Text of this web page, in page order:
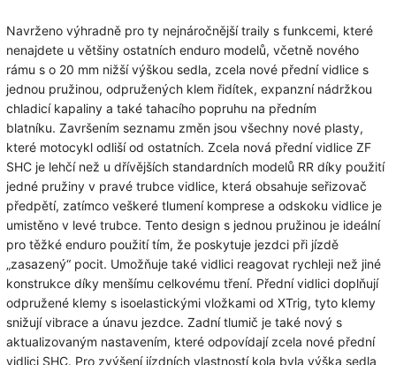
Navrženo výhradně pro ty nejnáročnější traily s funkcemi, které
nenajdete u většiny ostatních enduro modelů, včetně nového
rámu s o 20 mm nižší výškou sedla, zcela nové přední vidlice s
jednou pružinou, odpružených klem řidítek, expanzní nádržkou
chladicí kapaliny a také tahacího popruhu na předním
blatníku. Završením seznamu změn jsou všechny nové plasty,
které motocykl odliší od ostatních. Zcela nová přední vidlice ZF
SHC je lehčí než u dřívějších standardních modelů RR díky použití
jedné pružiny v pravé trubce vidlice, která obsahuje seřizovač
předpětí, zatímco veškeré tlumení komprese a odskoku vidlice je
umistěno v levé trubce. Tento design s jednou pružinou je ideální
pro těžké enduro použití tím, že poskytuje jezdci při jízdě
„zasazený“ pocit. Umožňuje také vidlici reagovat rychleji než jiné
konstrukce díky menšímu celkovému tření. Přední vidlici doplňují
odpružené klemy s isoelastickými vložkami od XTrig, tyto klemy
snižují vibrace a únavu jezdce. Zadní tlumič je také nový s
aktualizovaným nastavením, které odpovídají zcela nové přední
vidlici SHC. Pro zvýšení jízdních vlastností kola byla výška sedla